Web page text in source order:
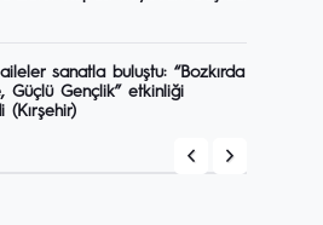
aileler sanatla buluştu: “Bozkırda
Güçlü Gençlik” etkinliği
(Kırşehir)